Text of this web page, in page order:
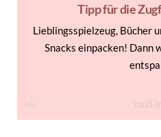
Tipp für die
Lieblingsspielzeug, Bücher
Snacks einpacken! Dann